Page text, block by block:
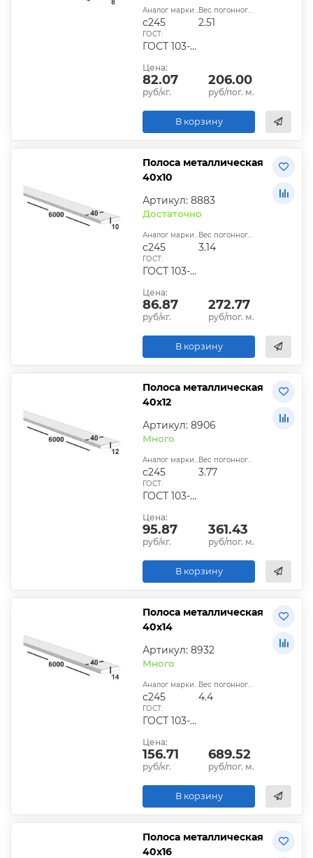
Аналог марки стали:
с245
Вес погонного метра, кг:
2.51
ГОСТ:
ГОСТ 103-2006, ГОСТ 1577-93, ГОСТ 4405-75
Цена:
82.07
руб/кг.
206.00
руб/пог. м.
В корзину
Полоса металлическая
40х10
Артикул: 8883
Достаточно
Аналог марки стали:
с245
Вес погонного метра, кг:
3.14
ГОСТ:
ГОСТ 103-2006, ГОСТ 1577-93, ГОСТ 4405-75
Цена:
86.87
руб/кг.
272.77
руб/пог. м.
В корзину
Полоса металлическая
40х12
Артикул: 8906
Много
Аналог марки стали:
с245
Вес погонного метра, кг:
3.77
ГОСТ:
ГОСТ 103-2006, ГОСТ 1577-93, ГОСТ 4405-75
Цена:
95.87
руб/кг.
361.43
руб/пог. м.
В корзину
Полоса металлическая
40х14
Артикул: 8932
Много
Аналог марки стали:
с245
Вес погонного метра, кг:
4.4
ГОСТ:
ГОСТ 103-2006, ГОСТ 1577-93, ГОСТ 4405-75
Цена:
156.71
руб/кг.
689.52
руб/пог. м.
В корзину
Полоса металлическая
40х16